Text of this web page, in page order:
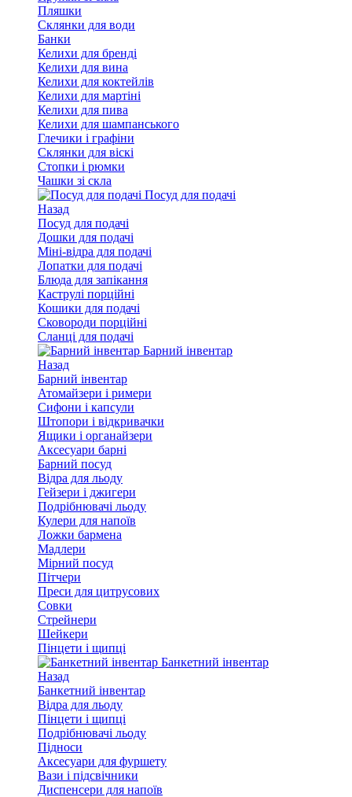
Пляшки
Склянки для води
Банки
Келихи для бренді
Келихи для вина
Келихи для коктейлів
Келихи для мартіні
Келихи для пива
Келихи для шампанського
Глечики і графіни
Склянки для віскі
Стопки і рюмки
Чашки зі скла
Посуд для подачі
Назад
Посуд для подачі
Дошки для подачі
Міні-відра для подачі
Лопатки для подачі
Блюда для запікання
Каструлі порційні
Кошики для подачі
Сковороди порційні
Сланці для подачі
Барний інвентар
Назад
Барний інвентар
Атомайзери і римери
Сифони і капсули
Штопори і відкривачки
Ящики і органайзери
Аксесуари барні
Барний посуд
Відра для льоду
Гейзери і джигери
Подрібнювачі льоду
Кулери для напоїв
Ложки бармена
Мадлери
Мірний посуд
Пітчери
Преси для цитрусових
Совки
Стрейнери
Шейкери
Пінцети і щипці
Банкетний інвентар
Назад
Банкетний інвентар
Відра для льоду
Пінцети і щипці
Подрібнювачі льоду
Підноси
Аксесуари для фуршету
Вази і підсвічники
Диспенсери для напоїв